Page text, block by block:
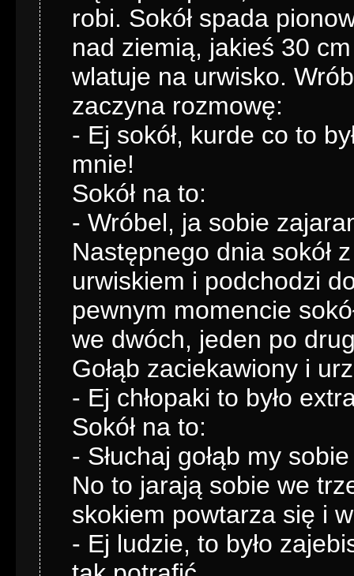
robi. Sokół spada
nad ziemią, jakieś 30
wlatuje na urwisko.
zaczyna rozmowę:
- Ej sokół, kurde co to
mnie!
Sokół na to:
- Wróbel, ja sobie
Następnego dnia sokół
urwiskiem i podchodzi
pewnym momencie
we dwóch, jeden po
Gołąb zaciekawiony i
- Ej chłopaki to było
Sokół na to:
- Słuchaj gołąb my
No to jarają sobie we
skokiem powtarza się i
- Ej ludzie, to było